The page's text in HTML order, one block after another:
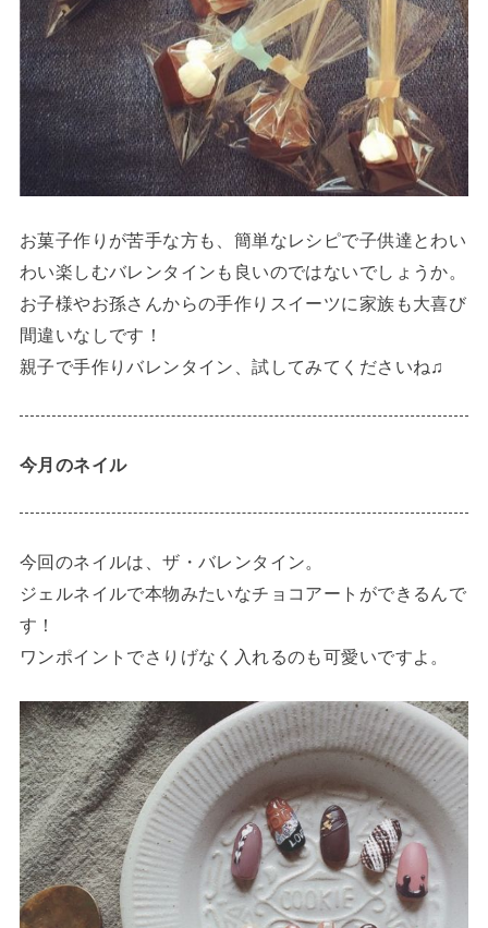
お菓子作りが苦手な方も、簡単なレシピで子供達とわい
わい楽しむバレンタインも良いのではないでしょうか。
お子様やお孫さんからの手作りスイーツに家族も大喜び
間違いなしです！
親子で手作りバレンタイン、試してみてくださいね♫
今月のネイル
今回のネイルは、ザ・バレンタイン。
ジェルネイルで本物みたいなチョコアートができるんで
す！
ワンポイントでさりげなく入れるのも可愛いですよ。